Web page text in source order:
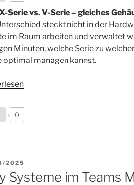
Serie vs. V-Serie – gleiches
steckt nicht in der
im Raum arbeiten und verwaltet
Minuten, welche Serie zu
optimal managen kannst.
0
2025
Systeme im Teams